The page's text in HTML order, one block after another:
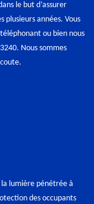
le but d’assurer
plusieurs années. Vous
ou bien nous
Nous sommes
lumière pénétrée à
des occupants